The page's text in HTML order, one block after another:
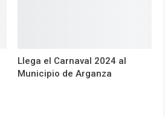
Llega el Carnaval 2024 al
Municipio de Arganza